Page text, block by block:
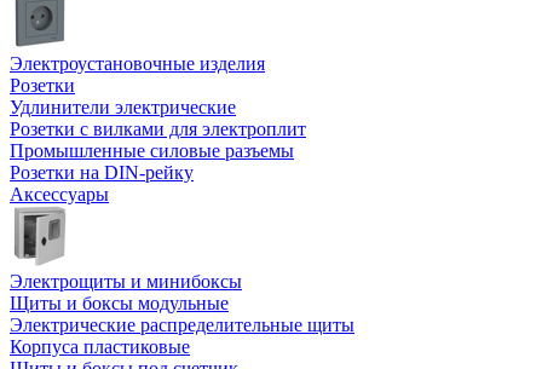
Электроустановочные изделия
Розетки
Удлинители электрические
Розетки с вилками для электроплит
Промышленные силовые разъемы
Розетки на DIN-рейку
Аксессуары
Электрощиты и минибоксы
Щиты и боксы модульные
Электрические распределительные щиты
Корпуса пластиковые